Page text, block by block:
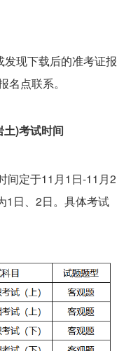
现下载后的准考证报
点联系。
)考试时间
间定于11月1日-11月2
1日、2日。具体考试